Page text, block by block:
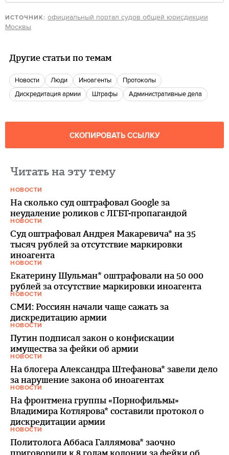
ИСТОЧНИК: официальный портал судов общей юрисдикции
Москвы
Другие статьи по темам
новости люди иноагенты
протоколы
дискредитация армии
Штрафы административные дела
СКОПИРОВАТЬ ССЫЛКУ
Читать на эту тему
НОВОСТИ
На сколько суд оштрафовал Google за
неудаление роликов с ЛГБТ-пропагандой
НОВОСТИ
Суд оштрафовал Андрея Макаревича* на 35
тысяч рублей за­ отсутствие маркировки
иноагента
НОВОСТИ
Екатерину Шульман* оштрафовали на 50 000
рублей за отсутствие маркировки иноагента
НОВОСТИ
СМИ: Россиян начали чаще сажать за
дискредитацию армии
НОВОСТИ
Путин подписал закон о конфискации
имущества за фейки об армии
НОВОСТИ
На блогера Александра Штефанова* завели дело
за нарушение закона об иноагентах
НОВОСТИ
На фронтмена группы «Порнофильмы»
Владимира Котлярова* составили протокол о
дискредитации армии
НОВОСТИ
Политолога Аббаса Галлямова* заочно